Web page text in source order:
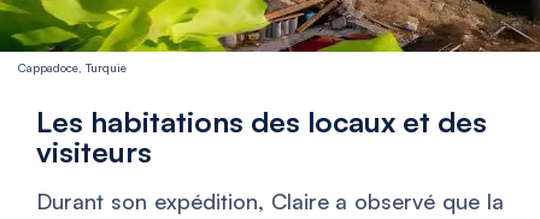
Cappadoce, Turquie
Les habitations des locaux et des
visiteurs
Durant son expédition, Claire a observé que la